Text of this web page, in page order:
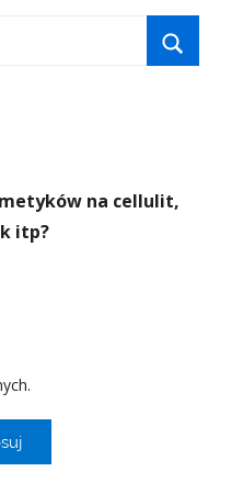
na cellulit,
itp?